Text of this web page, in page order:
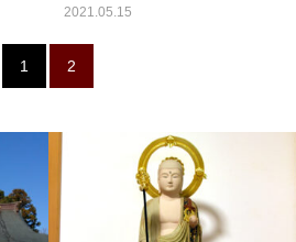
2021.05.15
1 2